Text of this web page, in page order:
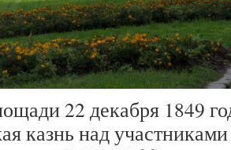
22 декабря 1849
казнь над